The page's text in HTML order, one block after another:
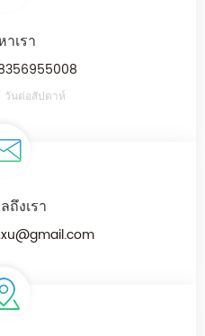
เรา
วันต่อสัปดาห์
ถึงเรา